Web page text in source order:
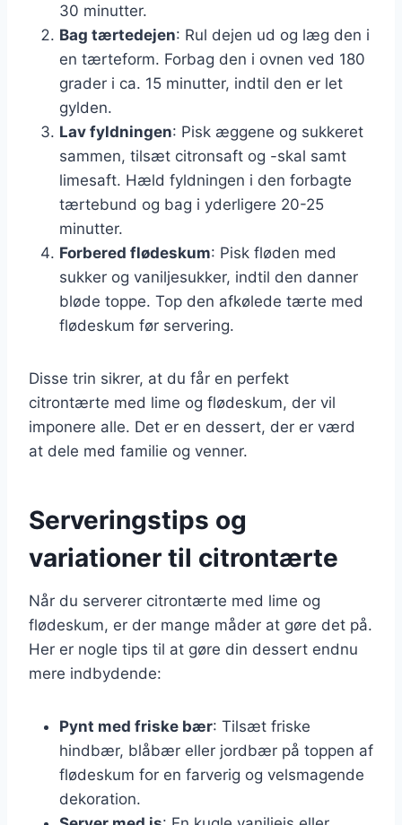
30 minutter.
Bag tærtedejen: Rul dejen ud og læg den i
en tærteform. Forbag den i ovnen ved 180
grader i ca. 15 minutter, indtil den er let
gylden.
Lav fyldningen: Pisk æggene og sukkeret
sammen, tilsæt citronsaft og -skal samt
limesaft. Hæld fyldningen i den forbagte
tærtebund og bag i yderligere 20-25
minutter.
Forbered flødeskum: Pisk fløden med
sukker og vaniljesukker, indtil den danner
bløde toppe. Top den afkølede tærte med
flødeskum før servering.
Disse trin sikrer, at du får en perfekt
citrontærte med lime og flødeskum, der vil
imponere alle. Det er en dessert, der er værd
at dele med familie og venner.
Serveringstips og
variationer til citrontærte
Når du serverer citrontærte med lime og
flødeskum, er der mange måder at gøre det på.
Her er nogle tips til at gøre din dessert endnu
mere indbydende:
Pynt med friske bær: Tilsæt friske
hindbær, blåbær eller jordbær på toppen af
flødeskum for en farverig og velsmagende
dekoration.